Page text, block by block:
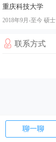
聊一聊
重庆科技大学
2018年9月-至今 硕士
联系方式